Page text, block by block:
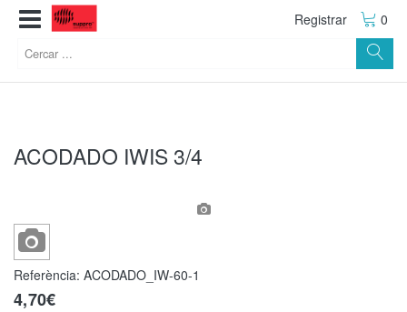
Registrar 0
ACODADO IWIS 3/4
Referència: ACODADO_IW-60-1
4,70€